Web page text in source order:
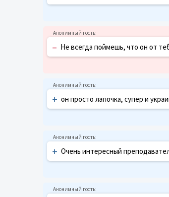
– Не всегда поймешь, что он от
+ он просто лапочка, супер и
+ Очень интересный